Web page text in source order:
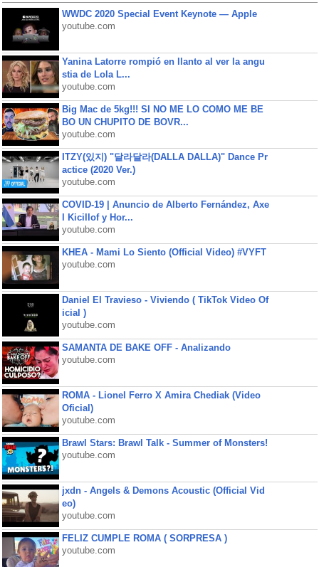
WWDC 2020 Special Event Keynote — Apple
youtube.com
Yanina Latorre rompió en llanto al ver la angu
stia de Lola L...
youtube.com
Big Mac de 5kg!!! SI NO ME LO COMO ME BE
BO UN CHUPITO DE BOVR...
youtube.com
ITZY(있지) "달라달라(DALLA DALLA)" Dance Pr
actice (2020 Ver.)
youtube.com
COVID-19 | Anuncio de Alberto Fernández, Axe
l Kicillof y Hor...
youtube.com
KHEA - Mami Lo Siento (Official Video) #VYFT
youtube.com
Daniel El Travieso - Viviendo ( TikTok Video Of
icial )
youtube.com
SAMANTA DE BAKE OFF - Analizando
youtube.com
ROMA - Lionel Ferro X Amira Chediak (Video
Oficial)
youtube.com
Brawl Stars: Brawl Talk - Summer of Monsters!
youtube.com
jxdn - Angels & Demons Acoustic (Official Vid
eo)
youtube.com
FELIZ CUMPLE ROMA ( SORPRESA )
youtube.com